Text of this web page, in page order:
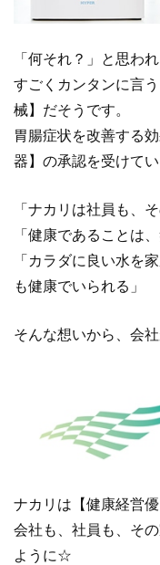
「何それ？」と思わ
すごくカンタンに言
械】だそうです。
胃腸症状を改善する
器】の承認を受けてい
「ナカリは社員も、
「健康であることは
「カラダに良い水を
も健康でいられる」
そんな想いから、会
ナカリは【健康経営
会社も、社員も、そ
ように☆